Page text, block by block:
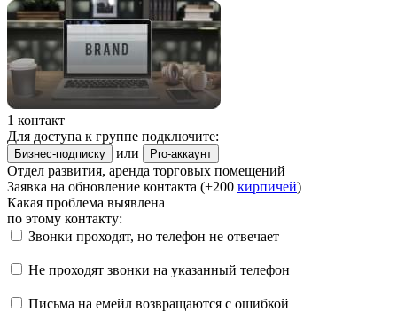
1 контакт
Для доступа к группе подключите:
Бизнес-подписку или Pro-аккаунт
Отдел развития, аренда торговых помещений
Заявка на обновление контакта (+200 кирпичей)
Какая проблема выявлена
по этому контакту:
Звонки проходят, но телефон не отвечает
Не проходят звонки на указанный телефон
Письма на емейл возвращаются с ошибкой